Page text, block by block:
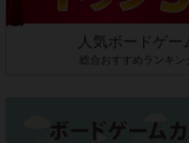
人気ボードゲー
総合おすすめランキン